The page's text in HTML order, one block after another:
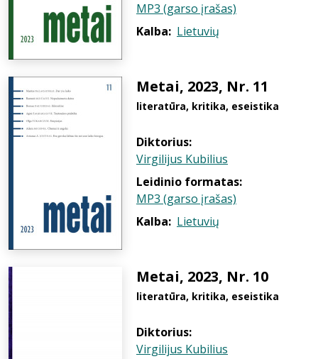
MP3 (garso įrašas)
Kalba: Lietuvių
Metai, 2023, Nr. 11
literatūra, kritika, eseistika
Diktorius:
Virgilijus Kubilius
Leidinio formatas:
MP3 (garso įrašas)
Kalba: Lietuvių
Metai, 2023, Nr. 10
literatūra, kritika, eseistika
Diktorius:
Virgilijus Kubilius